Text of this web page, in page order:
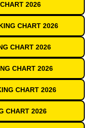
2026
CHART 2026
CHART 2026
CHART 2026
CHART 2026
CHART 2026